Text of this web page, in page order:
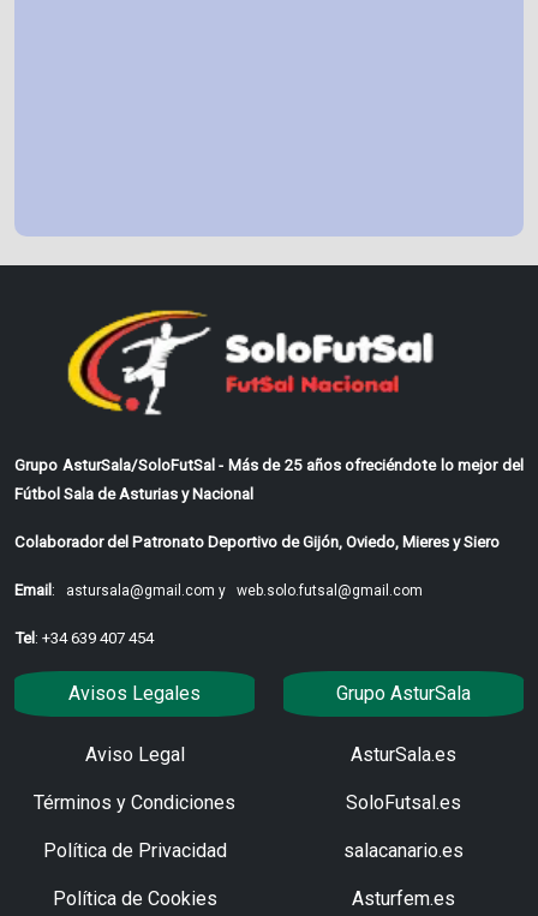
Grupo AsturSala/SoloFutSal - Más de 25 años ofreciéndote lo mejor del
Fútbol Sala de Asturias y Nacional
Colaborador del Patronato Deportivo de Gijón, Oviedo, Mieres y Siero
Email: astursala@gmail.com y web.solo.futsal@gmail.com
Tel: +34 639 407 454
Avisos Legales
Aviso Legal
Términos y Condiciones
Política de Privacidad
Política de Cookies
Grupo AsturSala
AsturSala.es
SoloFutsal.es
salacanario.es
Asturfem.es